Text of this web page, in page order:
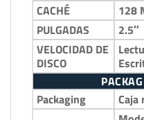
CACHÉ
128
PULGADAS
2.5″
VELOCIDAD DE
DISCO
Packaging
Caja